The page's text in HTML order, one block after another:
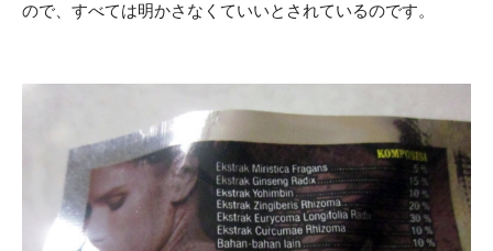
ので、すべては明かさなくていいとされているのです。